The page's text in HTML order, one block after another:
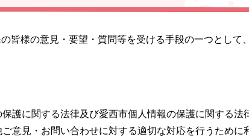
皆様の意見・要望・質問等を受ける手段の一つとし
護に関する法律及び愛西市個人情報の保護に関する
意見・お問い合わせに対する適切な対応を行うために